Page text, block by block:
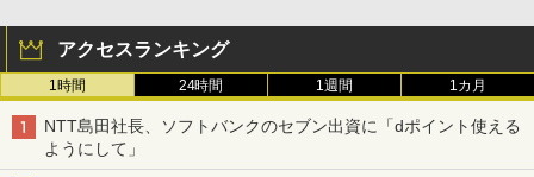
アクセスランキング
1時間 24時間 1週間 1カ月
NTT島田社長、ソフトバンクのセブン出資に「dポイント使える
ようにして」